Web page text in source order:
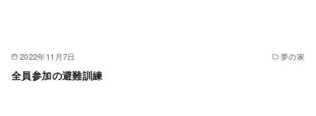
2022年11月7日 夢の家
全員参加の避難訓練